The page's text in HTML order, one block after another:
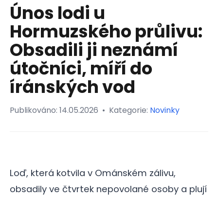
Únos lodi u
Hormuzského průlivu:
Obsadili ji neznámí
útočníci, míří do
íránských vod
Publikováno: 14.05.2026 • Kategorie: Novinky
Loď, která kotvila v Ománském zálivu,
obsadily ve čtvrtek nepovolané osoby a plují